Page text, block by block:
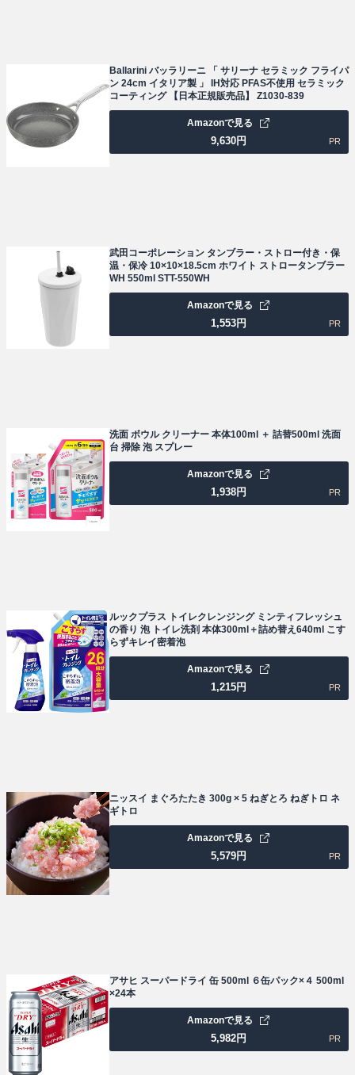
Ballarini バッラリーニ 「 サリーナ セラミック フライパ
ン 24cm イタリア製 」 IH対応 PFAS不使用 セラミック
コーティング 【日本正規販売品】 Z1030-839
9,630円
Amazonで見る
PR
武田コーポレーション タンブラー・ストロー付き・保
温・保冷 10×10×18.5cm ホワイト ストロータンブラー
WH 550ml STT-550WH
1,553円
Amazonで見る
PR
洗面 ボウル クリーナー 本体100ml ＋ 詰替500ml 洗面
台 掃除 泡 スプレー
1,938円
Amazonで見る
PR
ルックプラス トイレクレンジング ミンティフレッシュ
の香り 泡 トイレ洗剤 本体300ml＋詰め替え640ml こす
らずキレイ密着泡
1,215円
Amazonで見る
PR
ニッスイ まぐろたたき 300g × 5 ねぎとろ ねぎトロ ネ
ギトロ
5,579円
Amazonで見る
PR
アサヒ スーパードライ 缶 500ml ６缶パック×４ 500ml
×24本
5,982円
Amazonで見る
PR